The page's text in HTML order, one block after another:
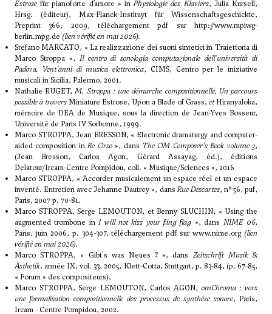
Estrose für pianoforte d’amore » inPhysiologie des Klaviers, Julia Kursell,
Hrsg. (éditeur), Max-Planck-Instituyt für Wissenschaftsgeschickte,
Preprint 366, 2009, téléchargement pdf sur http://www.mpiwg-
berlin.mpg.de (lien vérifié en mai 2026).
Stefano MARCATO, « La realizzazione dei suoni sintetici in Traiettoria di
Marco Stroppa », Il centro di sonologia computazionale dell'università di
Padova. Vent'anni di musica elettronica, CIMS, Centro per le iniziative
musicali in Sicilia, Palermo, 2001.
Nathalie RUGET,M. Stroppa : une démarche compositionnelle. Un parcours
possible à travers Miniature Estrose, Upon a Blade of Grass, etHiranyaloka,
mémoire de DEA de Musique, sous la direction de Jean-Yves Bosseur,
Université de Paris IV Sorbonne, 1999.
Marco STROPPA, Jean BRESSON, « Electronic dramaturgy and computer-
aided composition inRe Orso», dans The OM Composer's Book volume 3,
(Jean Bresson, Carlos Agon, Gérard Assayag, éd.), éditions
Delatour/Ircam-Centre Pompidou, coll. « Musique/Sciences », 2016
Marco STROPPA, « Accorder musicalement un espace réel et un espace
inventé. Entretien avec Jehanne Dautrey », dans Rue Descartes, n° 56, puf,
Paris, 2007 p. 70-81.
Marco STROPPA, Serge LEMOUTON, et Benny SLUCHIN, « Using the
augmented trombone inI will not kiss your f.ing flag », dans NIME 06,
Paris, juin 2006, p. 304-307, téléchargement pdf surwww.nime.org (lien
vérifié en mai 2026).
Marco STROPPA, « Gibt's was Neues ? », dans Zeitschrift Musik &
Ästhetik, année IX, vol. 33, 2005, Klett-Cotta, Stuttgart, p. 83-84, (p. 67-85,
« Forum » des compositeurs).
Marco STROPPA, Serge LEMOUTON, Carlos AGON, omChroma ; vers
une formalisation compositionnelle des processus de synthèse sonore, Paris,
Ircam - Centre Pompidou, 2002.